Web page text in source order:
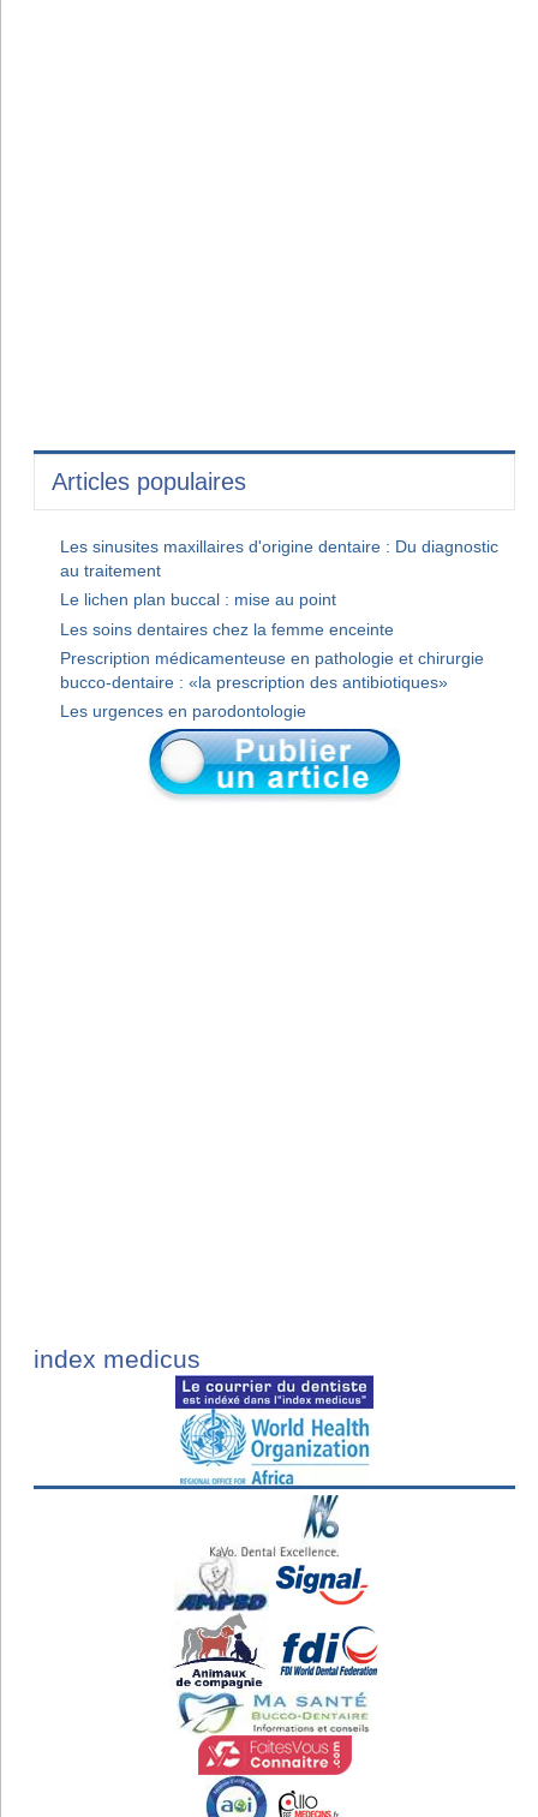
Articles populaires
Les sinusites maxillaires d'origine dentaire : Du diagnostic
au traitement
Le lichen plan buccal : mise au point
Les soins dentaires chez la femme enceinte
Prescription médicamenteuse en pathologie et chirurgie
bucco-dentaire : «la prescription des antibiotiques»
Les urgences en parodontologie
index medicus